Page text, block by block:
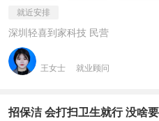
就近安排
深圳轻喜到家科技 民营
王女士 就业顾问
招保洁 会打扫卫生就行 没啥